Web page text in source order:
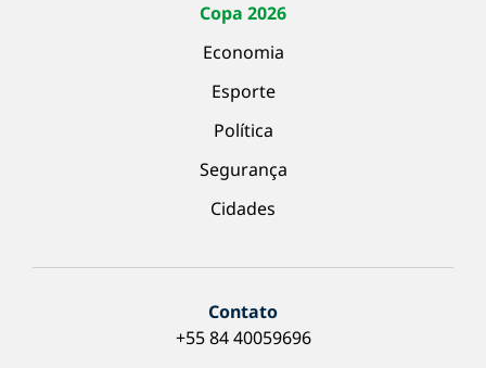
Copa 2026
Economia
Esporte
Política
Segurança
Cidades
Contato
+55 84 40059696